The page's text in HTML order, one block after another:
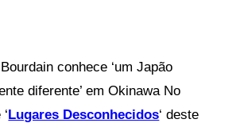
conhece ‘um Japão
diferente’ em Okinawa No
Lugares Desconhecidos‘ deste